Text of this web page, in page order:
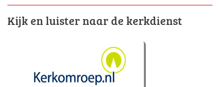
Kijk en luister naar de kerkdienst